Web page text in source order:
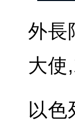
外長
大使
以色